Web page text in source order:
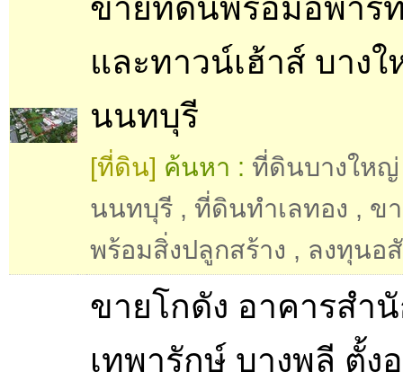
ขายที่ดินพร้อมอพาร์
และทาวน์เฮ้าส์ บาง
นนทบุรี
[ที่ดิน] ค้นหา : ที่ดินบางใหญ่
นนทบุรี , ที่ดินทำเลทอง , ข
พร้อมสิ่งปลูกสร้าง , ลงทุนอ
ขายโกดัง อาคารสำ
เทพารักษ์ บางพลี ตั้ง